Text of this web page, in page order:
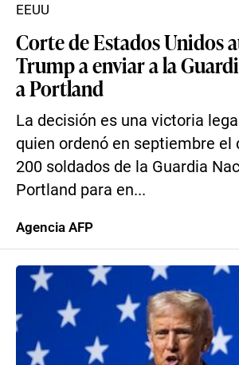
Corte de Estados Unidos
Trump a enviar a la
a Portland
La decisión es una victoria
quien ordenó en septiembre el
200 soldados de la Guardia
Portland para en...
EEUU
Agencia AFP